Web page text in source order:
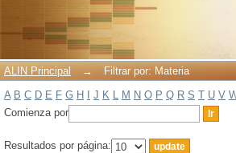
ALIN Principal →
Filtrar por: Materia
A B C D E F G H J K L M N O P Q R S T U V
Comienza por
Resultados por página: